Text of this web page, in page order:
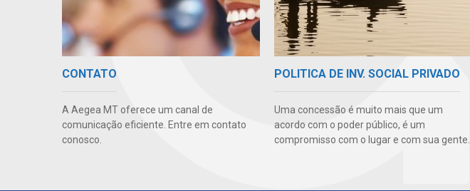
CONTATO
A Aegea MT oferece um canal de
comunicação eficiente. Entre em contato
conosco.
POLITICA DE INV. SOCIAL PRIVADO
Uma concessão é muito mais que um
acordo com o poder público, é um
compromisso com o lugar e com sua gente.